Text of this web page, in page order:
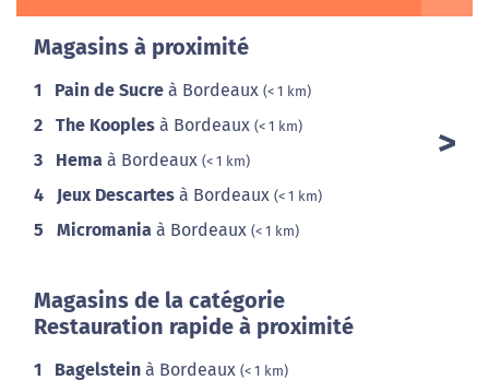
Magasins à proximité
1 Pain de Sucre à Bordeaux (< 1 km)
2 The Kooples à Bordeaux (< 1 km)
3 Hema à Bordeaux (< 1 km)
4 Jeux Descartes à Bordeaux (< 1 km)
5 Micromania à Bordeaux (< 1 km)
Magasins de la catégorie
Restauration rapide à proximité
1 Bagelstein à Bordeaux (< 1 km)